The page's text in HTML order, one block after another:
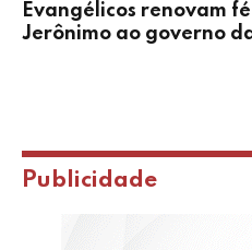
Evangélicos renovam
Jerônimo ao governo
Publicidade